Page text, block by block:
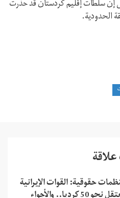
إن سلطات إقليم كردستان قد حذرت
الحدودية.
حقوقية: القوات الإيرانية